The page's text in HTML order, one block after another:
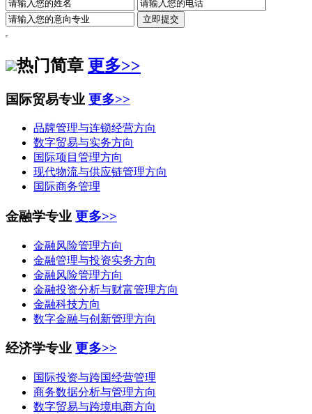
热门简章 更多>>
国际贸易专业 更多>>
品牌管理与连锁经营方向
数字贸易与实务方向
国际项目管理方向
现代物流与供应链管理方向
国际商务管理
金融学专业 更多>>
金融风险管理方向
金融管理与投资实务方向
金融风险管理方向
金融投资分析与财富管理方向
金融科技方向
数字金融与创新管理方向
经济学专业 更多>>
国际投资与跨国经营管理
商务数据分析与管理方向
数字贸易与跨境电商方向